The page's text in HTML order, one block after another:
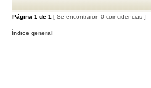
Página 1 de 1 [ Se encontraron 0 coincidencias ]
Índice general